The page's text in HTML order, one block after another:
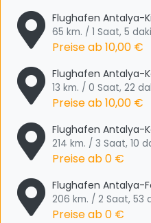
Flughafen Antalya-
65 km. / 1 Saat, 5
Preise ab10,00 €
Flughafen Antalya-
13 km. / 0 Saat, 22
Preise ab10,00 €
Flughafen Antalya-
214 km. / 3 Saat, 10
Preise ab0 €
Flughafen Antalya-
206 km. / 2 Saat, 53
Preise ab0 €